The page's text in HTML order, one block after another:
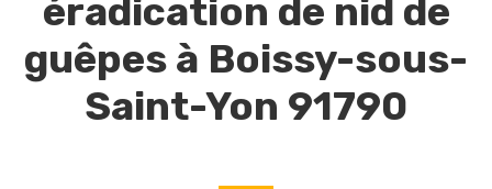
éradication de nid de
guêpes à Boissy-sous-
Saint-Yon 91790